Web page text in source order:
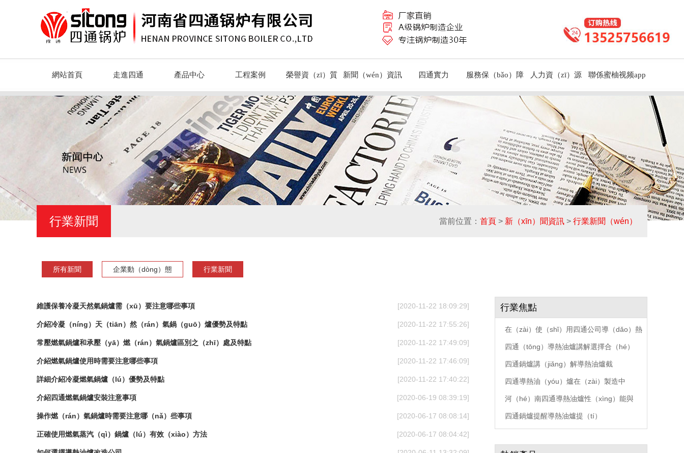
網站首頁 走進四通 產品中心 工程案例 榮譽資（zī）質 新聞（wén）資訊 四通實力 服務保（bǎo）障 人力資（zī）源 聯係蜜柚视频app
當前位置： 首頁 > 新（xīn）聞資訊 > 行業新聞（wén）
行業新聞
所有新聞 企業動（dòng）態 行業新聞
[2020-11-22 18:09:29]
維護保養冷凝天然氣鍋爐需（xū）要注意哪些事項
[2020-11-22 17:55:26]
介紹冷凝（níng）天（tiān）然（rán）氣鍋（guō）爐優勢及特點
[2020-11-22 17:49:09]
常壓燃氣鍋爐和承壓（yā）燃（rán）氣鍋爐區別之（zhī）處及特點
[2020-11-22 17:46:09]
介紹燃氣鍋爐使用時需要注意哪些事項
[2020-11-22 17:40:22]
詳細介紹冷凝燃氣鍋爐（lú）優勢及特點
[2020-06-19 08:39:19]
介紹四通燃氣鍋爐安裝注意事項
[2020-06-17 08:08:14]
操作燃（rán）氣鍋爐時需要注意哪（nǎ）些事項
[2020-06-17 08:04:42]
正確使用燃氣蒸汽（qì）鍋爐（lú）有效（xiào）方法
行業焦點
在（zài）使（shǐ）用四通公司導（dǎo）熱
油爐四通（tōng）導熱油爐講解選擇合（hé）
四通鍋爐講（jiǎng）解導熱油爐截
四通導熱油（yóu）爐在（zài）製造中
（zhōng）焊
河（hé）南四通導熱油爐性（xìng）能與
四通鍋爐提醒導熱油爐提（tí）